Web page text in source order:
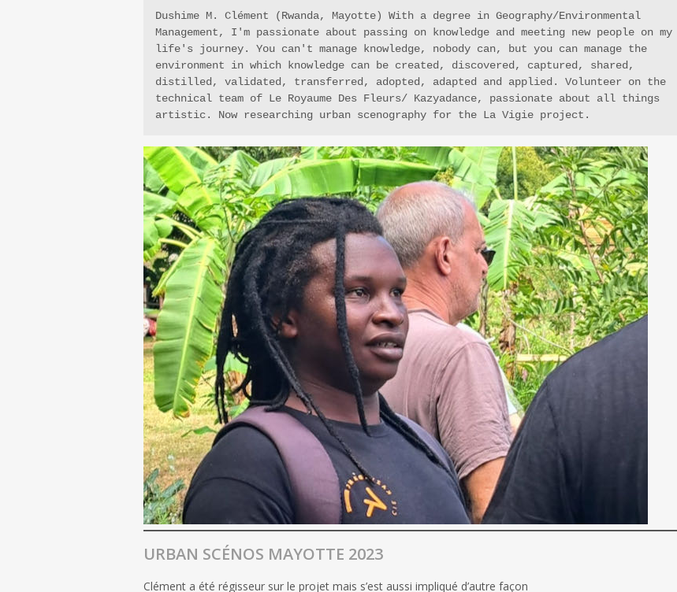
Dushime M. Clément (Rwanda, Mayotte) With a degree in Geography/Environmental
Management, I'm passionate about passing on knowledge and meeting new people on my
life's journey. You can't manage knowledge, nobody can, but you can manage the
environment in which knowledge can be created, discovered, captured, shared,
distilled, validated, transferred, adopted, adapted and applied. Volunteer on the
technical team of Le Royaume Des Fleurs/ Kazyadance, passionate about all things
artistic. Now researching urban scenography for the La Vigie project.
URBAN SCÉNOS MAYOTTE 2023
Clément a été régisseur sur le projet mais s’est aussi impliqué d’autre façon